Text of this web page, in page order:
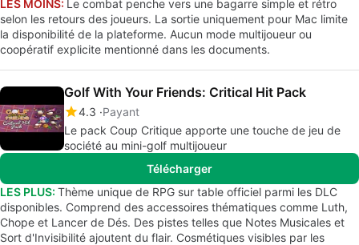
LES MOINS: Le combat penche vers une bagarre simple et rétro
selon les retours des joueurs. La sortie uniquement pour Mac limite
la disponibilité de la plateforme. Aucun mode multijoueur ou
coopératif explicite mentionné dans les documents.
Golf With Your Friends: Critical Hit Pack
4.3 Payant
Le pack Coup Critique apporte une touche de jeu de
société au mini-golf multijoueur
Télécharger
LES PLUS: Thème unique de RPG sur table officiel parmi les DLC
disponibles. Comprend des accessoires thématiques comme Luth,
Chope et Lancer de Dés. Des pistes telles que Notes Musicales et
Sort d'Invisibilité ajoutent du flair. Cosmétiques visibles par les